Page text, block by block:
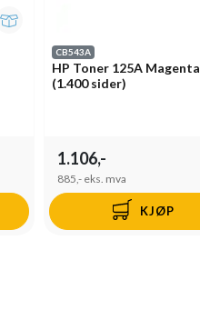
CB543A
HP Toner 125A Magenta
(1.400 sider)
1.106,-
885,- eks. mva
KJØP